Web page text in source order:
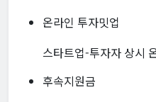
온라인 투자밋업
스타트업-투자자 상시
후속지원금